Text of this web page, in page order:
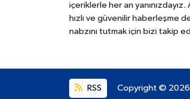
içeriklerle her an
hızlı ve güvenilir haberleşme
nabzını tutmak için bizi takip
RSS Copyright © 2026.